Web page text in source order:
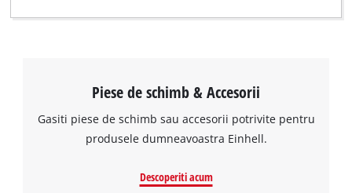
Piese de schimb & Accesorii
Gasiti piese de schimb sau accesorii potrivite pentru
produsele dumneavoastra Einhell.
Descoperiti acum